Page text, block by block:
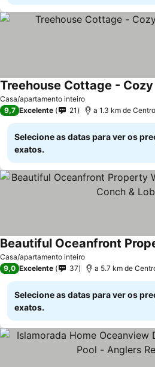
Casa/apartamento inteiro
Treehouse Cottage -
9,7 Excelente 21 a 1.3 km de
Selecione as datas para ver os
exatos.
Casa/apartamento inteiro
9,0 Excelente 37 a 5.7 km de
Selecione as datas para ver os
exatos.